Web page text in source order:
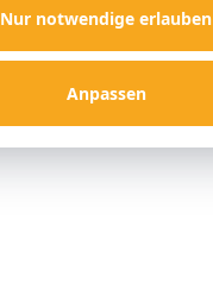
Nur notwendige erlauben
Anpassen